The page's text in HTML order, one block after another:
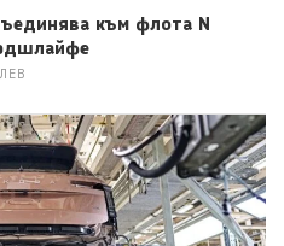
към флота N